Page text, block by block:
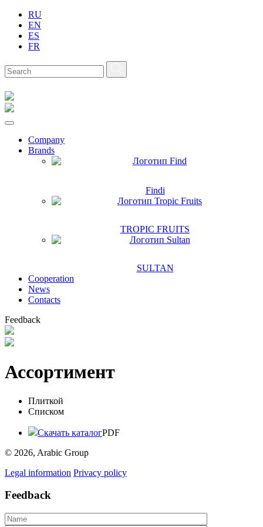
RU
EN
ES
FR
Company
Brands
Findi
TROPIC FRUITS
SULTAN
Сooperation
News
Contacts
Feedback
Ассортимент
Плиткой
Списком
Скачать каталогPDF
© 2026, Arabic Group
Legal information Privacy policy
Feedback